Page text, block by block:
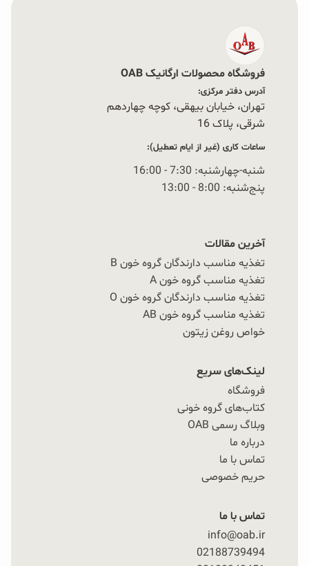
فروشگاه محصولات ارگانیک OAB
آدرس دفتر مرکزی:
تهران، خیابان بیهقی، کوچه چهاردهم
شرقی، پلاک 16‭
ساعات کاری (غیر از ایام تعطیل):
شنبه-چهارشنبه: 7:30 - 16:00
پنج‌شنبه: 8:00 - 13:00
آخرین مقالات
تغذیه مناسب دارندگان گروه خون B
تغذیه مناسب گروه خون A
تغذیه مناسب دارندگان گروه خون O
تغذیه مناسب گروه خون AB
خواص روغن زیتون
لینک‌های سریع
فروشگاه
کتاب‌های گروه خونی
وبلاگ رسمی OAB
درباره ما
تماس با ما
حریم خصوصی
تماس با ما
info@oab.ir
02188739494